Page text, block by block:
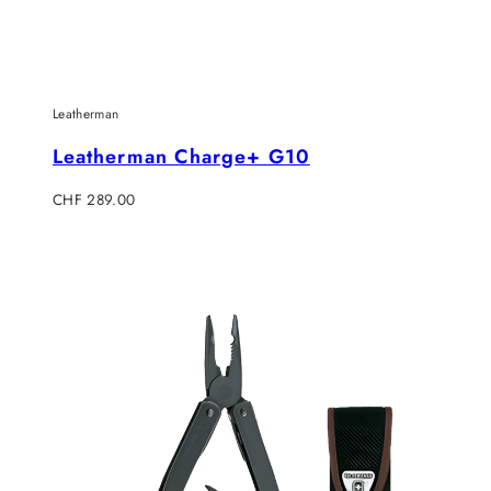
Leatherman
Leatherman Charge+ G10
Regulärer
CHF 289.00